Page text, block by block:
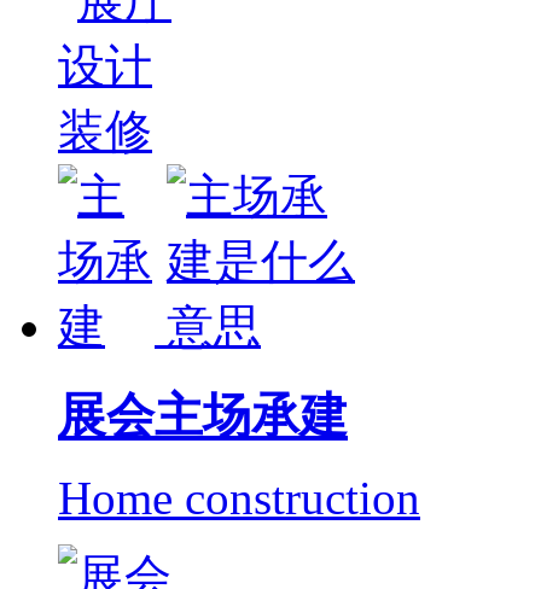
展会主场承建
Home construction